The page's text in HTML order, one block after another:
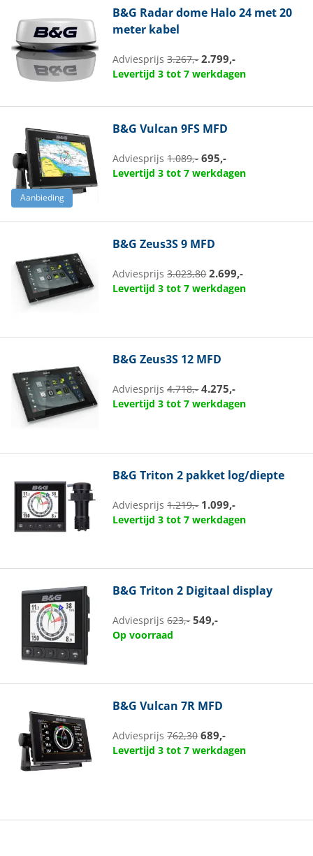
B&G Radar dome Halo 24 met 20
meter kabel
Adviesprijs3.267,- 2.799,-
Levertijd 3 tot 7 werkdagen
Aanbieding
B&G Vulcan 9FS MFD
Adviesprijs1.089,- 695,-
Levertijd 3 tot 7 werkdagen
B&G Zeus3S 9 MFD
Adviesprijs3.023,80 2.699,-
Levertijd 3 tot 7 werkdagen
B&G Zeus3S 12 MFD
Adviesprijs4.718,- 4.275,-
Levertijd 3 tot 7 werkdagen
B&G Triton 2 pakket log/diepte
Adviesprijs1.219,- 1.099,-
Levertijd 3 tot 7 werkdagen
B&G Triton 2 Digitaal display
Adviesprijs623,- 549,-
Op voorraad
B&G Vulcan 7R MFD
Adviesprijs762,30 689,-
Levertijd 3 tot 7 werkdagen